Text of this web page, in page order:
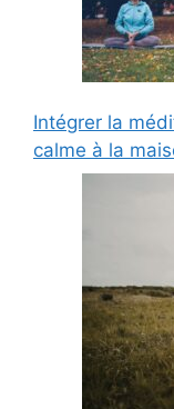
Intégrer la
calme à la